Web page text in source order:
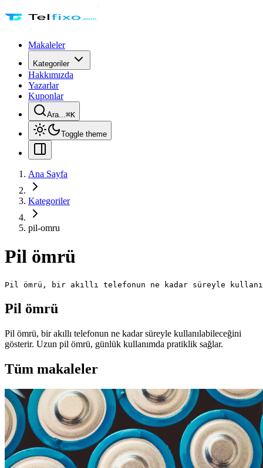
Makaleler
Kategoriler
Hakkımızda
Yazarlar
Kuponlar
Ara...⌘K
Toggle theme
Ana Sayfa
Kategoriler
pil-omru
Pil ömrü
Pil ömrü, bir akıllı telefonun ne kadar süreyle
Pil ömrü
Pil ömrü, bir akıllı telefonun ne kadar süreyle kullanılabileceğini
gösterir. Uzun pil ömrü, günlük kullanımda pratiklik sağlar.
Tüm makaleler